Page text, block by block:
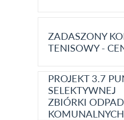
ZADASZONY
TENISOWY -
PROJEKT 3.7
SELEKTYWNEJ
ZBIÓRKI
KOMUNALNYCH